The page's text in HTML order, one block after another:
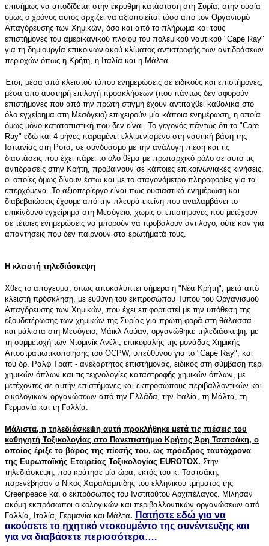
επισήμως να αποδίδεται στην έκρυθμη κατάσταση στη Συρία, στην ουσία
όμως ο χρόνος αυτός αρχίζει να αξιοποιείται τόσο από τον Οργανισμό
Απαγόρευσης των Χημικών, όσο και από το πλήρωμα και τους
επιστήμονες του αμερικανικού πλοίου του πολεμικού ναυτικού "Cape Ray"
για τη δημιουργία επικοινωνιακού κλίματος αντιστροφής των αντιδράσεων
περιοχών όπως η Κρήτη, η Ιταλία και η Μάλτα.
Έτσι, μέσα από κλειστού τύπου ενημερώσεις σε ειδικούς και επιστήμονες,
μέσα από αυστηρή επιλογή προσκλήσεων (που πάντως δεν αφορούν
επιστήμονες που από την πρώτη στιγμή έχουν αντιταχθεί καθολικά στο
όλο εγχείρημα στη Μεσόγειο) επιχειρούν μία κάποια ενημέρωση, η οποία
όμως μόνο κατατοπιστική που δεν είναι. Το γεγονός πάντως ότι το "Care
Ray" εδώ και 4 μήνες παραμένει ελλιμενισμένο στη ναυτική βάση της
Ισπανίας στη Ρότα, σε συνδυασμό με την ανάλογη πίεση και τις
διαστάσεις που έχει πάρει το όλο θέμα με πρωταρχικό ρόλο σε αυτό τις
αντιδράσεις στην Κρήτη, προβαίνουν σε κάποιες επικοινωνιακές κινήσεις,
οι οποίες όμως δίνουν έστω και με το σταγονόμετρο πληροφορίες για τα
επερχόμενα. Το αξιοπερίεργο είναι πως ουσιαστικά ενημέρωση και
διαβεβαιώσεις έχουμε από την πλευρά εκείνη που αναλαμβάνει το
επικίνδυνο εγχείρημα στη Μεσόγειο, χωρίς οι επιστήμονες που μετέχουν
σε τέτοιες ενημερώσεις να μπορούν να προβάλουν αντίλογο, ούτε καν για
απαντήσεις που δεν παίρνουν στα ερωτήματά τους.
Η κλειστή τηλεδιάσκεψη
Χθες το απόγευμα, όπως αποκαλύπτει σήμερα η "Νέα Κρήτη", μετά από
κλειστή πρόσκληση, με ευθύνη του εκπροσώπου Τύπου του Οργανισμού
Απαγόρευσης των Χημικών, που έχει επιφορτιστεί με την υπόθεση της
εξουδετέρωσης των χημικών της Συρίας για πρώτη φορά στη θάλασσα
και μάλιστα στη Μεσόγειο, Μάικλ Λούαν, οργανώθηκε τηλεδιάσκεψη, με
τη συμμετοχή των Ντομινίκ Ανέλι, επικεφαλής της μονάδας Χημικής
Αποστρατιωτικοποίησης του OCPW, υπεύθυνου για το "Cape Ray", και
του δρ. Ραλφ Τραπ - ανεξάρτητος επιστήμονας, ειδικός στη σύμβαση περί
χημικών όπλων και τις τεχνολογίες καταστροφής χημικών όπλων, με
μετέχοντες σε αυτήν επιστήμονες και εκπροσώπους περιβαλλοντικών και
οικολογικών οργανώσεων από την Ελλάδα, την Ιταλία, τη Μάλτα, τη
Γερμανία και τη Γαλλία.
Μάλιστα, η τηλεδιάσκεψη αυτή προκλήθηκε μετά τις πιέσεις του
καθηγητή Τοξικολογίας στο Πανεπιστήμιο Κρήτης Άρη Τσατσάκη, ο
οποίος έριξε το βάρος της πίεσής του, ως πρόεδρος ταυτόχρονα
της Ευρωπαϊκής Εταιρείας Τοξικολογίας EUROTOX. Στην
τηλεδιάσκεψη, που κράτησε μία ώρα, εκτός του κ. Τσατσάκη,
παρενέβησαν ο Νίκος Χαραλαμπίδης του ελληνικού τμήματος της
Greenpeace και ο εκπρόσωπος του Ινστιτούτου Αρχιπέλαγος. Μίλησαν
ακόμη εκπρόσωποι οικολογικών και περιβαλλοντικών οργανώσεων από
Γαλλία, Ιταλία, Γερμανία και Μάλτα. Πατήστε εδώ για να
ακούσετε το ηχητικό ντοκουμέντο της συνέντευξης και
για να διαβάσετε περισσότερα….